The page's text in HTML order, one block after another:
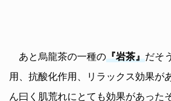
あと烏龍茶の一種の『岩茶』だそ
用、抗酸化作用、リラックス効果が
ん曰く肌荒れにとても効果があった